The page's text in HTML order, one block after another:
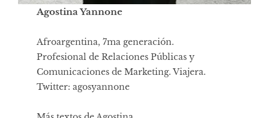
Agostina Yannone
Afroargentina, 7ma generación.
Profesional de Relaciones Públicas y
Comunicaciones de Marketing. Viajera.
Twitter: agosyannone